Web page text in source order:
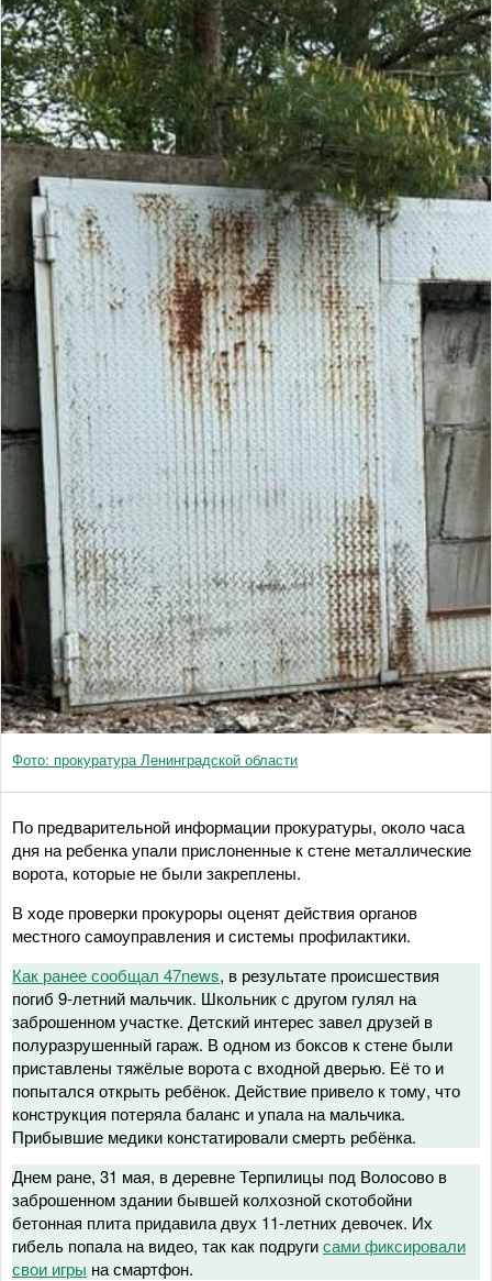
Фото: прокуратура Ленинградской области
По предварительной информации прокуратуры, около часа
дня на ребенка упали прислоненные к стене металлические
ворота, которые не были закреплены.
В ходе проверки прокуроры оценят действия органов
местного самоуправления и системы профилактики.
Как ранее сообщал 47news, в результате происшествия
погиб 9-летний мальчик. Школьник с другом гулял на
заброшенном участке. Детский интерес завел друзей в
полуразрушенный гараж. В одном из боксов к стене были
приставлены тяжёлые ворота с входной дверью. Её то и
попытался открыть ребёнок. Действие привело к тому, что
конструкция потеряла баланс и упала на мальчика.
Прибывшие медики констатировали смерть ребёнка.
Днем ране, 31 мая, в деревне Терпилицы под Волосово в
заброшенном здании бывшей колхозной скотобойни
бетонная плита придавила двух 11-летних девочек. Их
гибель попала на видео, так как подругисами фиксировали
свои игры на смартфон.